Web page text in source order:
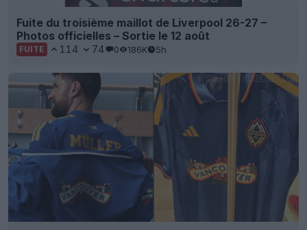
Fuite du troisième maillot de Liverpool 26-27 –
Photos officielles – Sortie le 12 août
FUITE 114 74 0 186K 5h